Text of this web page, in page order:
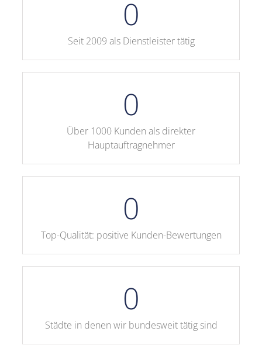
0
Seit 2009 als Dienstleister tätig
0
Über 1000 Kunden als direkter
Hauptauftragnehmer
0
Top-Qualität: positive Kunden-Bewertungen
0
Städte in denen wir bundesweit tätig sind